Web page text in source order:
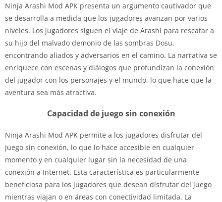
Ninja Arashi Mod APK presenta un argumento cautivador que
se desarrolla a medida que los jugadores avanzan por varios
niveles. Los jugadores siguen el viaje de Arashi para rescatar a
su hijo del malvado demonio de las sombras Dosu,
encontrando aliados y adversarios en el camino. La narrativa se
enriquece con escenas y diálogos que profundizan la conexión
del jugador con los personajes y el mundo, lo que hace que la
aventura sea más atractiva.
Capacidad de juego sin conexión
Ninja Arashi Mod APK permite a los jugadores disfrutar del
juego sin conexión, lo que lo hace accesible en cualquier
momento y en cualquier lugar sin la necesidad de una
conexión a Internet. Esta característica es particularmente
beneficiosa para los jugadores que desean disfrutar del juego
mientras viajan o en áreas con conectividad limitada. La